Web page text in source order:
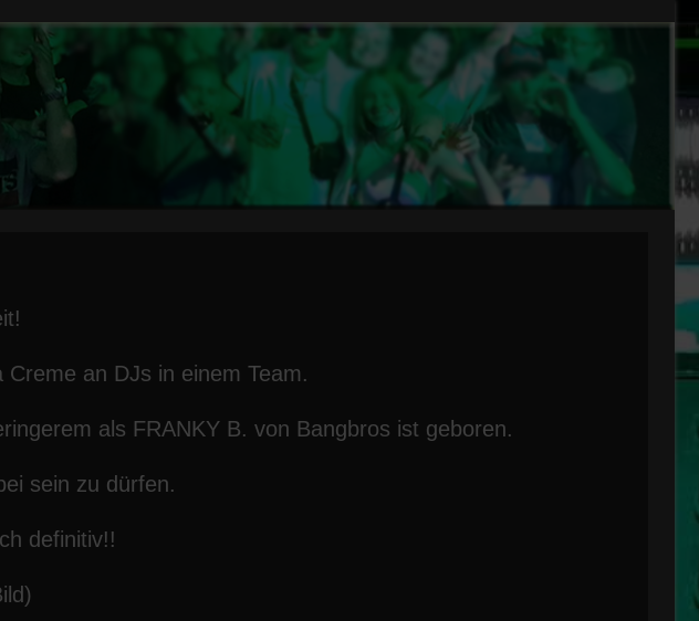
an DJs in einem Team.
als FRANKY B. von Bangbros ist geboren.
sein zu dürfen.
definitiv!!